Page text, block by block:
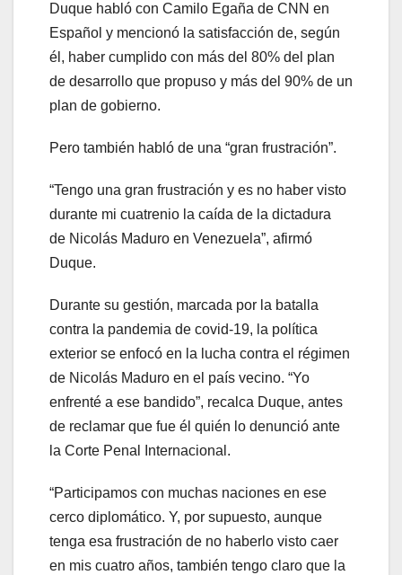
Duque habló con Camilo Egaña de CNN en
Español y mencionó la satisfacción de, según
él, haber cumplido con más del 80% del plan
de desarrollo que propuso y más del 90% de un
plan de gobierno.
Pero también habló de una “gran frustración”.
“Tengo una gran frustración y es no haber visto
durante mi cuatrenio la caída de la dictadura
de Nicolás Maduro en Venezuela”, afirmó
Duque.
Durante su gestión, marcada por la batalla
contra la pandemia de covid-19, la política
exterior se enfocó en la lucha contra el régimen
de Nicolás Maduro en el país vecino. “Yo
enfrenté a ese bandido”, recalca Duque, antes
de reclamar que fue él quién lo denunció ante
la Corte Penal Internacional.
“Participamos con muchas naciones en ese
cerco diplomático. Y, por supuesto, aunque
tenga esa frustración de no haberlo visto caer
en mis cuatro años, también tengo claro que la